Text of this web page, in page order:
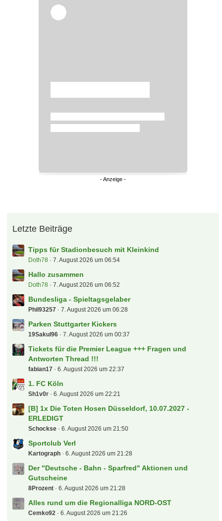
Letzte Beiträge
Tipps für Stadionbesuch mit Kleinkind
Doth78 7. August 2026 um 06:54
Hallo zusammen
Doth78 7. August 2026 um 06:52
Bundesliga - Spieltagsgelaber
Phil93257 7. August 2026 um 06:28
Parken Stuttgarter Kickers
19Sakul96 7. August 2026 um 00:37
Tickets für die Premier League +++ Fragen und
Antworten Thread !!!
fabian17 6. August 2026 um 22:37
1. FC Köln
Sh1v0r 6. August 2026 um 22:21
[B] 1x Die Toten Hosen Düsseldorf, 10.07.2027 -
ERLEDIGT
Schockse 6. August 2026 um 21:50
Sportclub Verl
Kartograph 6. August 2026 um 21:28
Der "Deutsche - Bahn - Sparfred" Aktionen und
Gutscheine
8Prozent 6. August 2026 um 21:28
Alles rund um die Regionalliga NORD-OST
Cemko92 6. August 2026 um 21:26